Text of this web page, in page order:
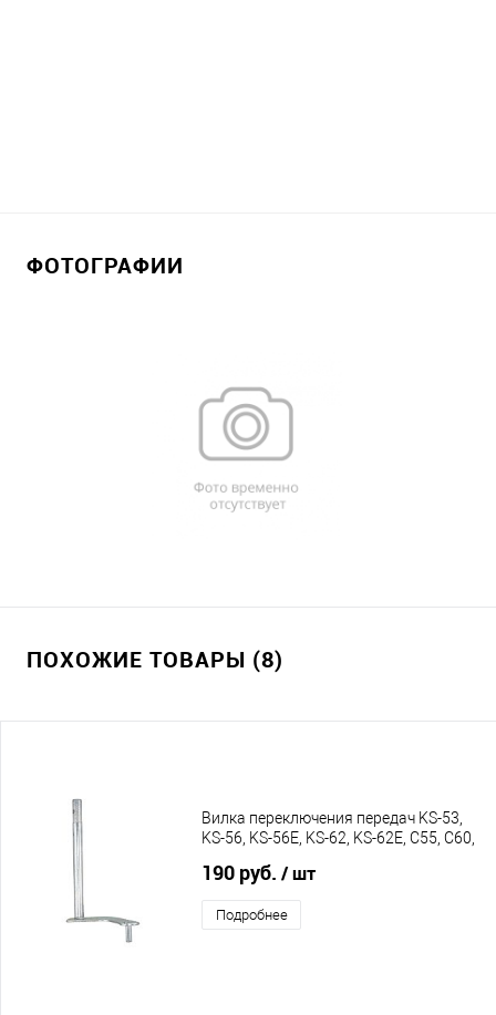
ФОТОГРАФИИ
ПОХОЖИЕ ТОВАРЫ (8)
Вилка переключения передач KS-53,
KS-56, KS-56E, KS-62, KS-62E, C55, С60,
190 руб. / шт
Подробнее